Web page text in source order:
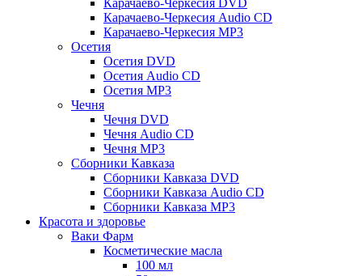
Карачаево-Черкесия DVD
Карачаево-Черкесия Audio CD
Карачаево-Черкесия MP3
Осетия
Осетия DVD
Осетия Audio CD
Осетия MP3
Чечня
Чечня DVD
Чечня Audio CD
Чечня MP3
Сборники Кавказа
Сборники Кавказа DVD
Сборники Кавказа Audio CD
Сборники Кавказа MP3
Красота и здоровье
Ваки Фарм
Косметические масла
100 мл